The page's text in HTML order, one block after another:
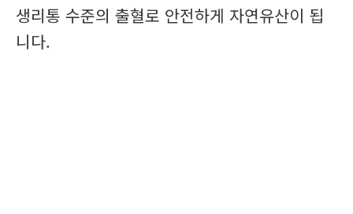
생리통 수준의 출혈로 안전하게 자연유산이 됩
니다.